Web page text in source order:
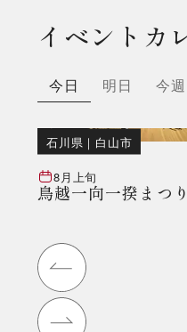
イベントカ
今日 明日 今週
石川県 ｜ 白山市
8月上旬
鳥越一向一揆まつり